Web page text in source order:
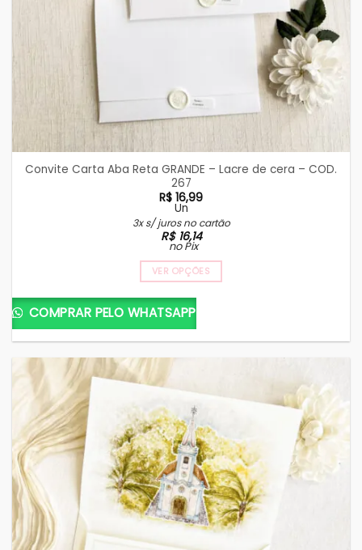
Convite Carta Aba Reta GRANDE – Lacre de cera – COD.
267
R$ 16,99
Un
3x s/ juros no cartão
R$16,14
no Pix
VER OPÇÕES
COMPRAR PELO WHATSAPP